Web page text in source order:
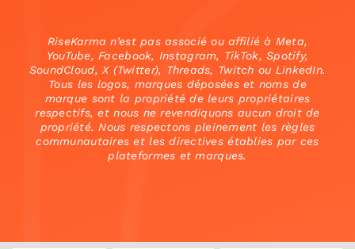
RiseKarma n’est pas associé ou affilié à Meta,
YouTube, Facebook, Instagram, TikTok, Spotify,
SoundCloud, X (Twitter), Threads, Twitch ou LinkedIn.
Tous les logos, marques déposées et noms de
marque sont la propriété de leurs propriétaires
respectifs, et nous ne revendiquons aucun droit de
propriété. Nous respectons pleinement les règles
communautaires et les directives établies par ces
plateformes et marques.